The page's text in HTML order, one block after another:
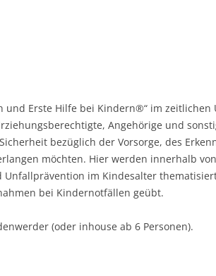
und Erste Hilfe bei Kindern®“ im zeitlichen
Angehörige und
bezüglich der Vorsorge, des
möchten. Hier werden innerhalb
Unfallprävention im Kindesalter
bei Kindernotfällen geübt.
(oder inhouse ab 6 Personen).